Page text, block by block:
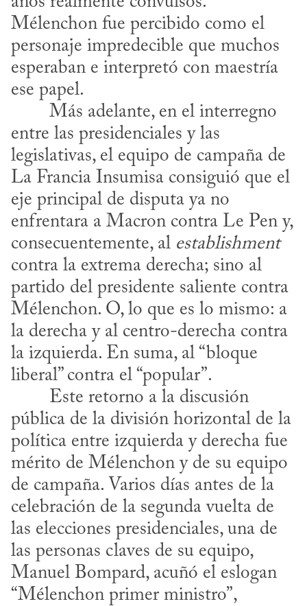
Mélenchon fue percibido como el
personaje impredecible que muchos
esperaban e interpretó con maestría
ese papel.
entre las presidenciales y las
legislativas, el equipo de campaña de
La Francia Insumisa consiguió que el
eje principal de disputa ya no
enfrentara a Macron contra Le Pen y,
consecuentemente, al establishment
contra la extrema derecha; sino al
partido del presidente saliente contra
Mélenchon. O, lo que es lo mismo: a
la derecha y al centro-derecha contra
la izquierda. En suma, al “bloque
liberal” contra el “popular”.
pública de la división horizontal de la
política entre izquierda y derecha fue
mérito de Mélenchon y de su equipo
de campaña. Varios días antes de la
celebración de la segunda vuelta de
las elecciones presidenciales, una de
las personas claves de su equipo,
Manuel Bompard, acuñó el eslogan
“Mélenchon primer ministro”,